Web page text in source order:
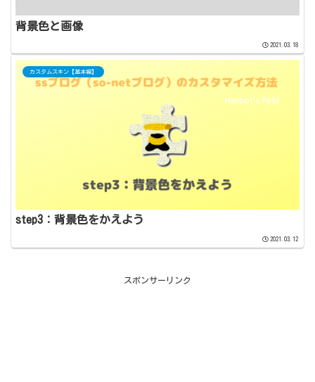
背景色と画像
2021.03.18
カスタムスキン【基本編】
step3：背景色をかえよう
2021.03.12
スポンサーリンク